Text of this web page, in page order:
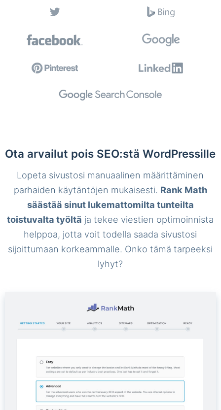
Ota arvailut pois SEO:stä WordPressille
Lopeta sivustosi manuaalinen määrittäminen
parhaiden käytäntöjen mukaisesti. Rank Math
säästää sinut lukemattomilta tunteilta
toistuvalta työltä ja tekee viestien optimoinnista
helppoa, jotta voit todella saada sivustosi
sijoittumaan korkeammalle. Onko tämä tarpeeksi
lyhyt?